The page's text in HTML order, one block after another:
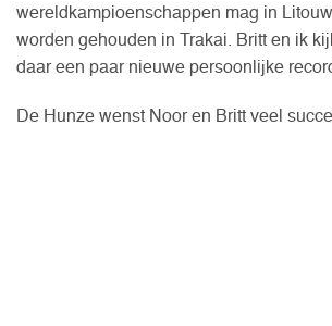
wereldkampioenschappen mag in
worden gehouden in Trakai. Britt en ik
daar een paar nieuwe persoonlijke
De Hunze wenst Noor en Britt veel